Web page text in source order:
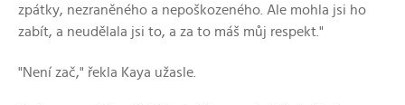
zpátky, nezraněného a nepoškozeného. Ale mohla jsi ho
zabít, a neudělala jsi to, a za to máš můj respekt."
"Není zač," řekla Kaya užasle.